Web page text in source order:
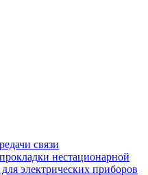
связи
нестационарной
электрических приборов